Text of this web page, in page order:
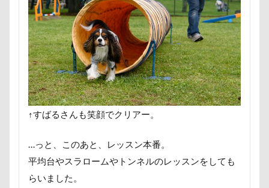
↑すばるさんも笑顔でクリアー。
…っと、このあと、レッスン本番。
平均台やスラロームやトンネルのレッスンをしても
らいました。
すばる号
すばる兄弟 すばるの家
すばる10才
すばるちゃん
すばる9才 すばる7才
すばる6才
すばる4才
すばる3才 すばる2才
すばる1才
くんくんゲーム
アゴ アプリ
アビーちゃん
アニマルコミュニケーター
アニマルキャップ
アトリエイマージュ
アジリティ
アウトドア
アイリスオーヤマ
アメリカンコッカー
わん宿うの浜館
アンジェロく